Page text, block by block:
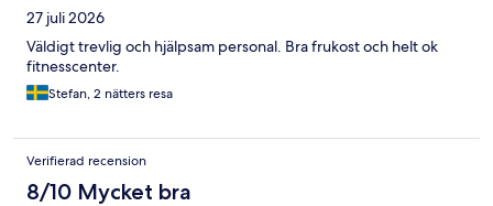
27 juli 2026
Väldigt trevlig och hjälpsam personal. Bra frukost och helt ok
fitnesscenter.
Stefan, 2 nätters resa
Verifierad recension
8/10 Mycket bra